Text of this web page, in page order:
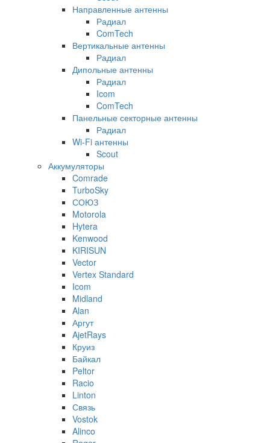
Направленные антенны
Радиал
ComTech
Вертикальные антенны
Радиал
Дипольные антенны
Радиал
Icom
ComTech
Панельные секторные антенны
Радиал
Wi-Fi антенны
Scout
Аккумуляторы
Comrade
TurboSky
СОЮЗ
Motorola
Hytera
Kenwood
KIRISUN
Vector
Vertex Standard
Icom
Midland
Alan
Аргут
AjetRays
Круиз
Байкал
Peltor
Racio
Linton
Связь
Vostok
Alinco